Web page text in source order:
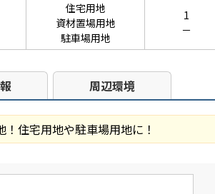
住宅用地
資材置場用地
駐車場用地
1
－
周辺環境
住宅用地や駐車場用地に！